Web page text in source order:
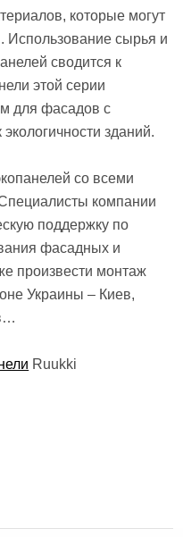
которые могут
Использование сырья и
сводится к
этой серии
для фасадов с
зданий.
со всеми
компании
поддержку по
фасадных и
произвести монтаж
Украины – Киев,
Ruukki